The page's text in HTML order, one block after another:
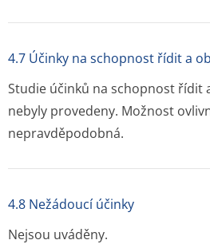
4.7 Účinky na schopnost řídit a
Studie účinků na schopnost řídit
nebyly provedeny. Možnost
nepravděpodobná.
4.8 Nežádoucí účinky
Nejsou uváděny.